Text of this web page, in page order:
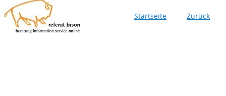
Startseite Zurück